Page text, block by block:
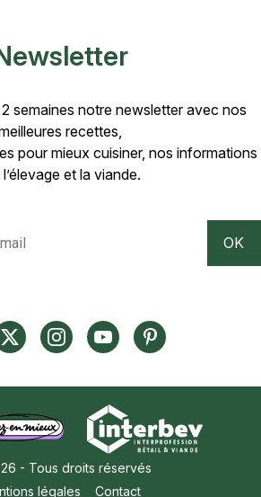
semaines notre newsletter avec nos
recettes,
pour mieux cuisiner, nos informations
et la viande.
- Tous droits réservés
légales
Contact